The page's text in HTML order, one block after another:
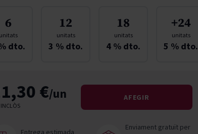
6
unitats
dto.
12
unitats
3 % dto.
18
unitats
4 % dto.
+24
unitats
5 % dto.
€/un
INCLÒS
AFEGIR
Entrega estimada
Enviament gratuït per